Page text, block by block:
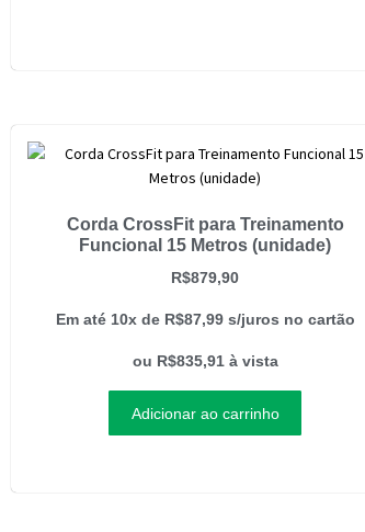
Corda CrossFit para Treinamento
Funcional 15 Metros (unidade)
R$879,90
Em até 10x de R$87,99 s/juros no cartão
ou R$835,91 à vista
Adicionar ao carrinho